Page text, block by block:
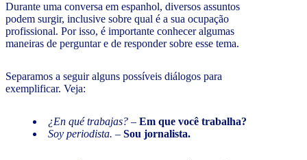
Durante uma conversa em espanhol, diversos assuntos
podem surgir, inclusive sobre qual é a sua ocupação
profissional. Por isso, é importante conhecer algumas
maneiras de perguntar e de responder sobre esse tema.
Separamos a seguir alguns possíveis diálogos para
exemplificar. Veja:
¿En qué trabajas? – Em que você trabalha?
Soy periodista. – Sou jornalista.